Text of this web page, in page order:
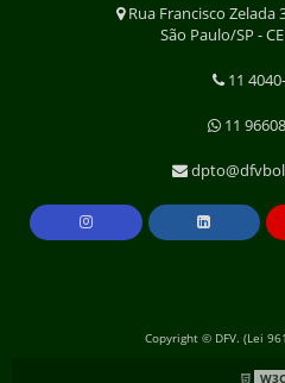
Rua Francisco Zelada
São Paulo/SP -
11
11
Copyright © DFV. (Lei
W3C